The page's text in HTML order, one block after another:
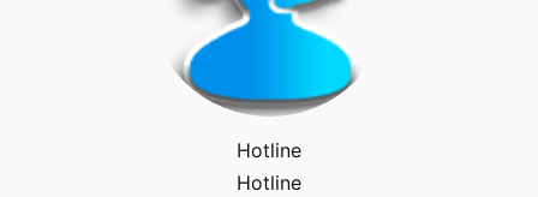
Hotline
Hotline